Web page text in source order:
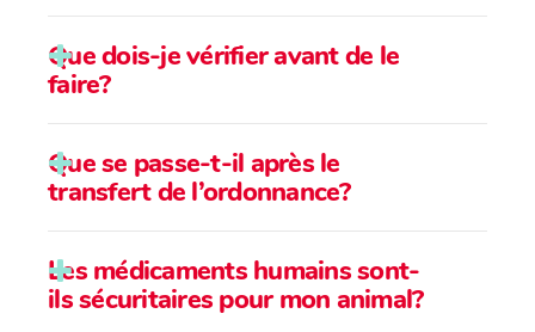
Que dois-je vérifier avant de le
faire?
Avec votre pharmacien :
Que se passe-t-il après le
transfert de l’ordonnance?
Les médicaments humains sont-
ils sécuritaires pour mon animal?